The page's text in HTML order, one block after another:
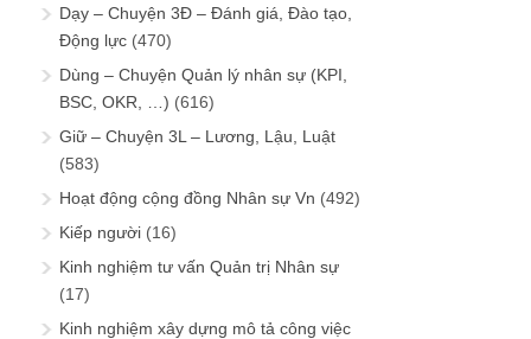
Dạy – Chuyện 3Đ – Đánh giá, Đào tạo,
Động lực (470)
Dùng – Chuyện Quản lý nhân sự (KPI,
BSC, OKR, …) (616)
Giữ – Chuyện 3L – Lương, Lậu, Luật
(583)
Hoạt động cộng đồng Nhân sự Vn (492)
Kiếp người (16)
Kinh nghiệm tư vấn Quản trị Nhân sự
(17)
Kinh nghiệm xây dựng mô tả công việc